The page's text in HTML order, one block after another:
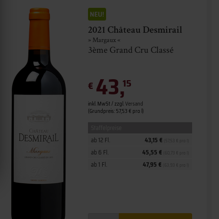
2021 Château Desmirail
» Margaux «
3ème Grand Cru Classé
€ 43,15
inkl. MwSt. / zzgl.Versand
(Grundpreis: 57,53 € pro l)
ab 1 Fl. 47,95 €
ab 6 Fl. 45,55 €
ab 12 Fl. 43,15 €